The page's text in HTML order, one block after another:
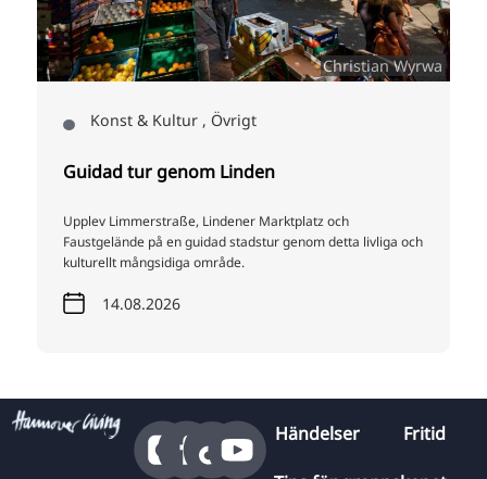
Christian Wyrwa
Konst & Kultur , Övrigt
Guidad tur genom Linden
Upplev Limmerstraße, Lindener Marktplatz och
Faustgelände på en guidad stadstur genom detta livliga och
kulturellt mångsidiga område.
14.08.2026
Händelser Fritid